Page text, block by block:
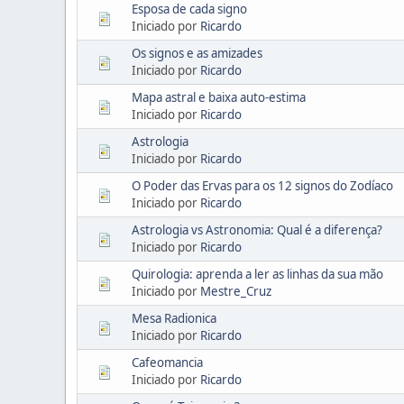
Esposa de cada signo
Iniciado por Ricardo
Os signos e as amizades
Iniciado por Ricardo
Mapa astral e baixa auto-estima
Iniciado por Ricardo
Astrologia
Iniciado por Ricardo
O Poder das Ervas para os 12 signos do Zodíaco
Iniciado por Ricardo
Astrologia vs Astronomia: Qual é a diferença?
Iniciado por Ricardo
Quirologia: aprenda a ler as linhas da sua mão
Iniciado por Mestre_Cruz
Mesa Radionica
Iniciado por Ricardo
Cafeomancia
Iniciado por Ricardo